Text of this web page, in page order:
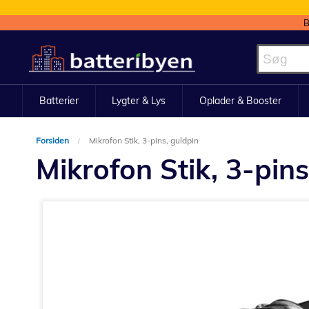
to
Content
Batterier Lygter & Lys Oplader & Booster
Forsiden Mikrofon Stik, 3-pins, guldpin
Mikrofon Stik, 3-